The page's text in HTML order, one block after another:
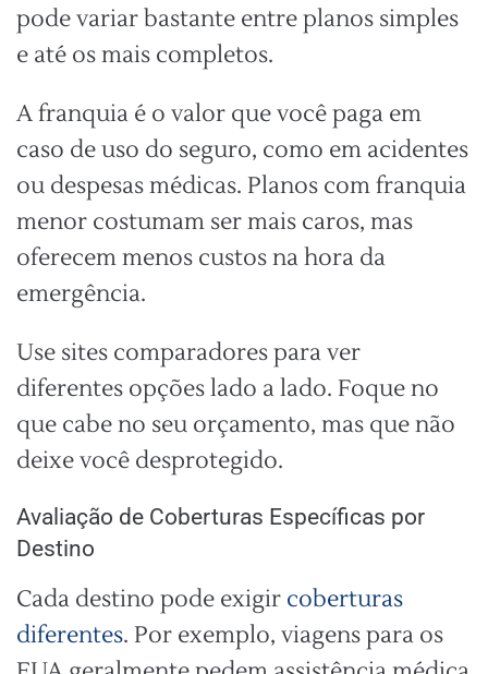
pode variar bastante entre planos simples
e até os mais completos.
A franquia é o valor que você paga em
caso de uso do seguro, como em acidentes
ou despesas médicas. Planos com franquia
menor costumam ser mais caros, mas
oferecem menos custos na hora da
emergência.
Use sites comparadores para ver
diferentes opções lado a lado. Foque no
que cabe no seu orçamento, mas que não
deixe você desprotegido.
Avaliação de Coberturas Específicas por
Destino
Cada destino pode exigir coberturas
diferentes. Por exemplo, viagens para os